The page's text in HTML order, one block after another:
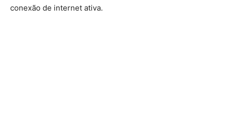
conexão de internet ativa.